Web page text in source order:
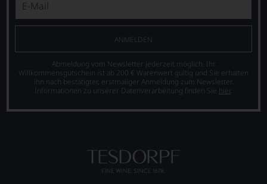
ANMELDEN
Abmeldung vom Newsletter jederzeit möglich. Ihr
Willkommensgutschein ist ab 200 € Warenwert gültig und Sie erhalten
ihn nach bestätigter, erstmaliger Anmeldung zum Newsletter.
Informationen zu unserer Datenverarbeitung finden Sie hier.